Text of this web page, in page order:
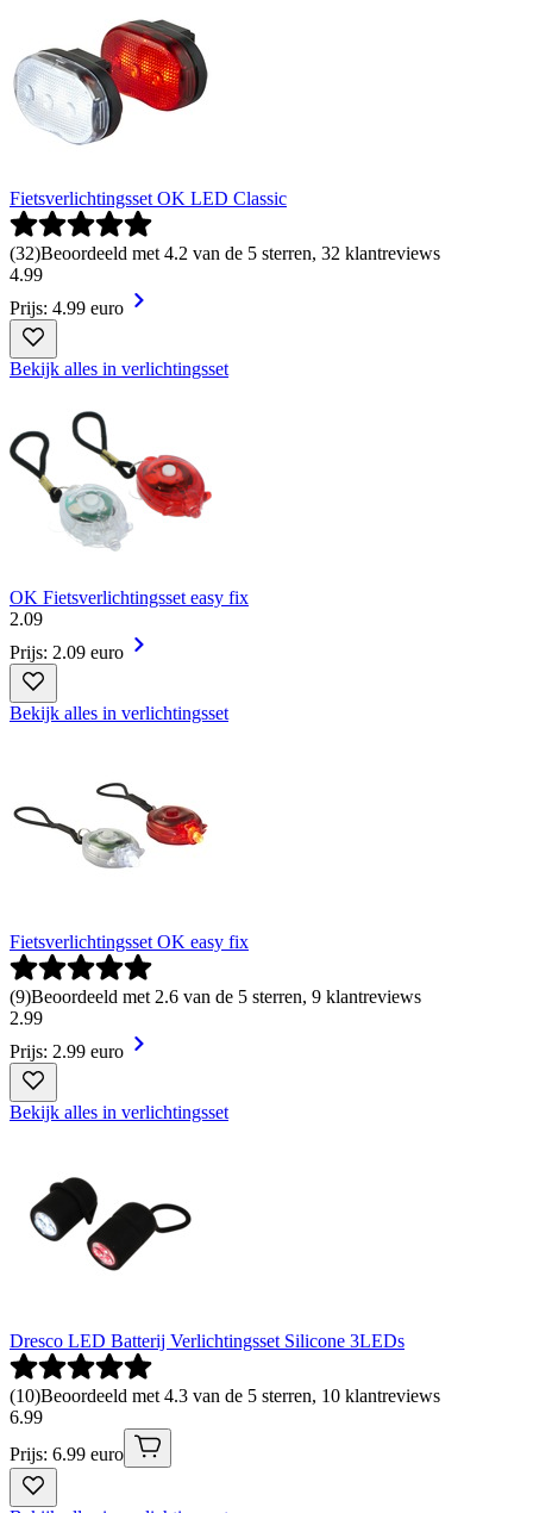
Fietsverlichtingsset OK LED Classic
(32)Beoordeeld met 4.2 van de 5 sterren, 32 klantreviews
4.99
Prijs: 4.99 euro
Bekijk alles in verlichtingsset
OK Fietsverlichtingsset easy fix
2.09
Prijs: 2.09 euro
Bekijk alles in verlichtingsset
Fietsverlichtingsset OK easy fix
(9)Beoordeeld met 2.6 van de 5 sterren, 9 klantreviews
2.99
Prijs: 2.99 euro
Bekijk alles in verlichtingsset
Dresco LED Batterij Verlichtingsset Silicone 3LEDs
(10)Beoordeeld met 4.3 van de 5 sterren, 10 klantreviews
6.99
Prijs: 6.99 euro